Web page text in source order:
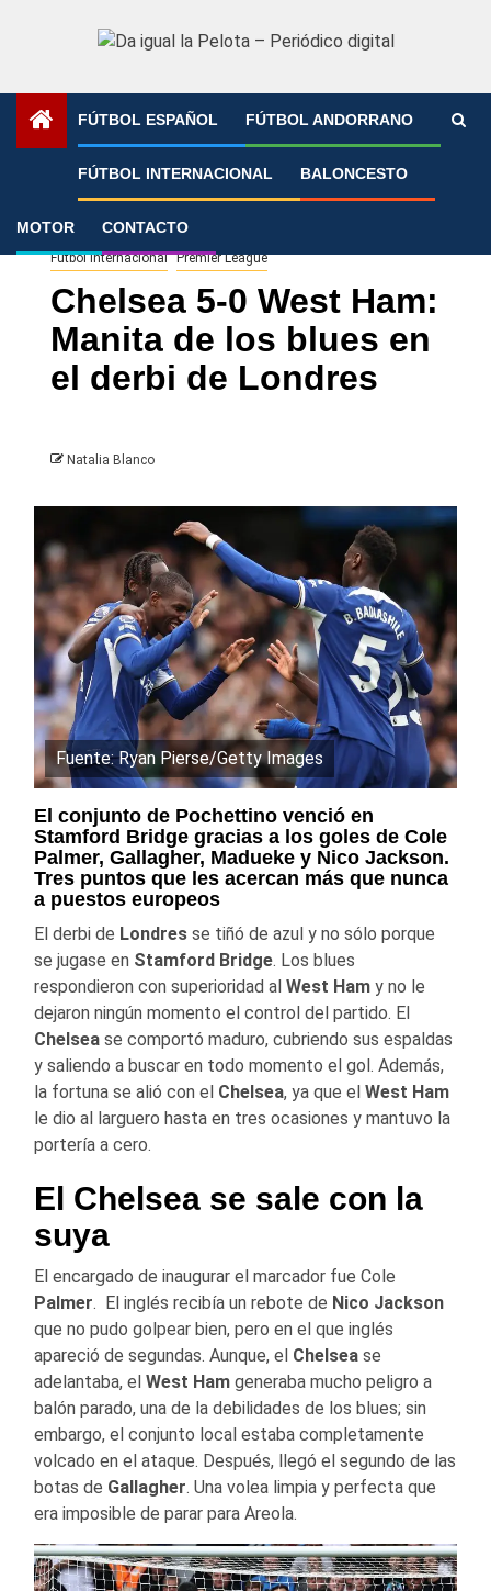
FÚTBOL ESPAÑOL FÚTBOL ANDORRANO
FÚTBOL INTERNACIONAL BALONCESTO
MOTOR CONTACTO
»
Fútbol Internacional Premier League
Chelsea 5-0 West Ham:
Manita de los blues en
el derbi de Londres
Natalia Blanco
Fuente: Ryan Pierse/Getty Images
El conjunto de Pochettino venció en
Stamford Bridge gracias a los goles de Cole
Palmer, Gallagher, Madueke y Nico Jackson.
Tres puntos que les acercan más que nunca
a puestos europeos
El derbi de Londres se tiñó de azul y no sólo porque
se jugase en Stamford Bridge. Los blues
respondieron con superioridad al West Ham y no le
dejaron ningún momento el control del partido. El
Chelsea se comportó maduro, cubriendo sus espaldas
y saliendo a buscar en todo momento el gol. Además,
la fortuna se alió con el Chelsea, ya que el West Ham
le dio al larguero hasta en tres ocasiones y mantuvo la
portería a cero.
El Chelsea se sale con la
suya
El encargado de inaugurar el marcador fue Cole
Palmer. El inglés recibía un rebote de Nico Jackson
que no pudo golpear bien, pero en el que inglés
apareció de segundas. Aunque, el Chelsea se
adelantaba, el West Ham generaba mucho peligro a
balón parado, una de la debilidades de los blues; sin
embargo, el conjunto local estaba completamente
volcado en el ataque. Después, llegó el segundo de las
botas de Gallagher. Una volea limpia y perfecta que
era imposible de parar para Areola.